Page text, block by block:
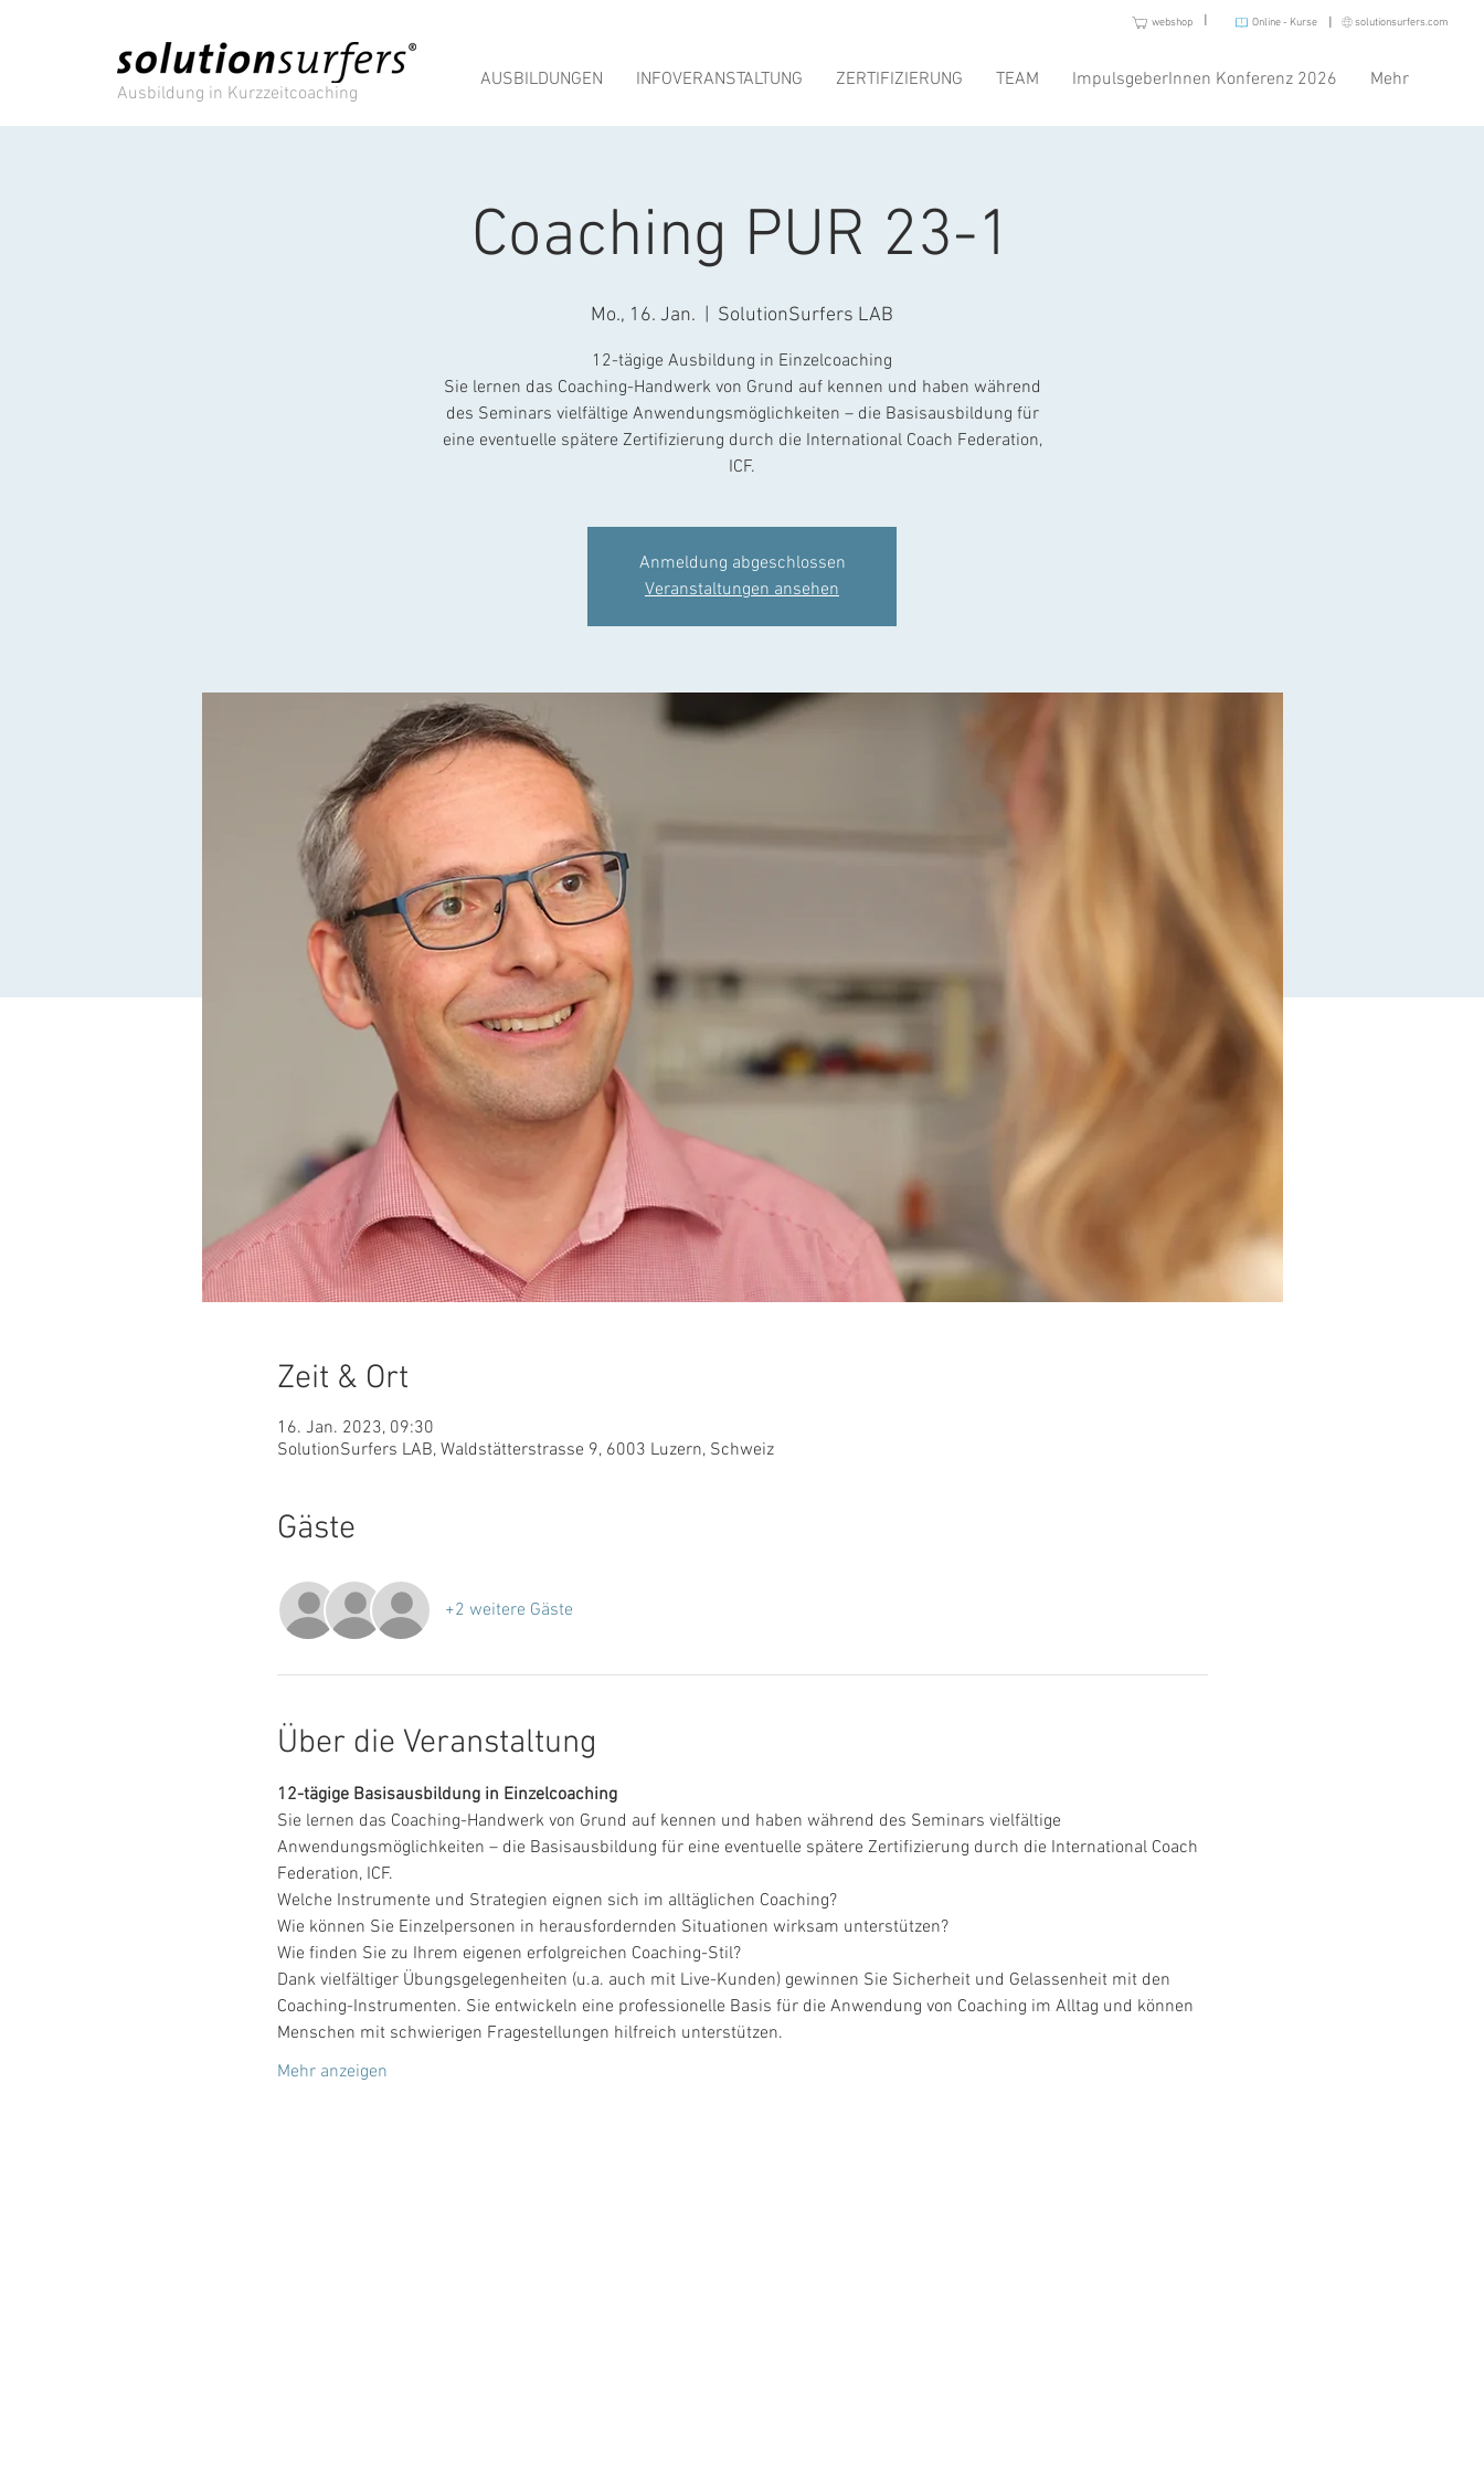
AUSBILDUNGEN INFOVERANSTALTUNG ZERTIFIZIERUNG TEAM ImpulsgeberInnen Konferenz 2026 Mehr
I
webshop Online - Kurse
I solutionsurfers.com
Ausbildung in Kurzzeitcoaching
Coaching PUR 23-1
Mo., 16. Jan. SolutionSurfers LAB
12-tägige Ausbildung in Einzelcoaching
Sie lernen das Coaching-Handwerk von Grund auf kennen und haben während
des Seminars vielfältige Anwendungsmöglichkeiten – die Basisausbildung für
eine eventuelle spätere Zertifizierung durch die International Coach Federation,
ICF.
Anmeldung abgeschlossen
Veranstaltungen ansehen
Zeit & Ort
16. Jan. 2023, 09:30
SolutionSurfers LAB, Waldstätterstrasse 9, 6003 Luzern, Schweiz
Gäste
+2 weitere Gäste
Über die Veranstaltung
12-tägige Basisausbildung in Einzelcoaching
Sie lernen das Coaching-Handwerk von Grund auf kennen und haben während des Seminars vielfältige
Anwendungsmöglichkeiten – die Basisausbildung für eine eventuelle spätere Zertifizierung durch die International Coach
Federation, ICF.
Welche Instrumente und Strategien eignen sich im alltäglichen Coaching?
Wie können Sie Einzelpersonen in herausfordernden Situationen wirksam unterstützen?
Wie finden Sie zu Ihrem eigenen erfolgreichen Coaching-Stil?
Dank vielfältiger Übungsgelegenheiten (u.a. auch mit Live-Kunden) gewinnen Sie Sicherheit und Gelassenheit mit den
Coaching-Instrumenten. Sie entwickeln eine professionelle Basis für die Anwendung von Coaching im Alltag und können
Menschen mit schwierigen Fragestellungen hilfreich unterstützen.
Mehr anzeigen